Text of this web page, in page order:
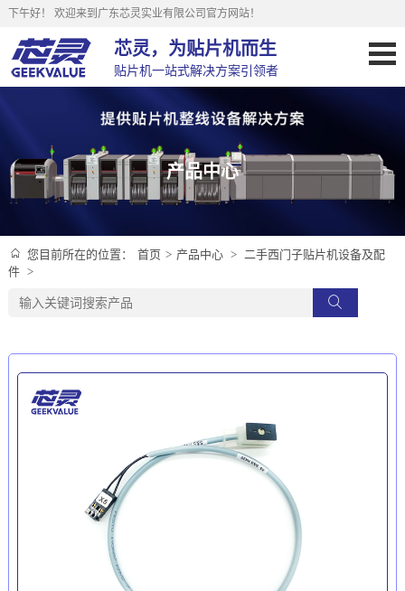
下午好！ 欢迎来到广东芯灵实业有限公司官方网站！
芯灵，为贴片机而生
贴片机一站式解决方案引领者
产品中心
您目前所在的位置： 首页 > 产品中心 > 二手西门子贴片机设备及配
件 >